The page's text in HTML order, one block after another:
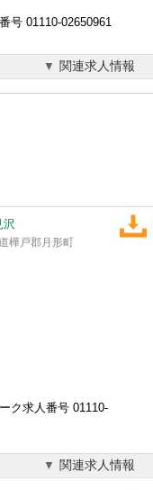
号 01110-02650961
関連求人情報
樺戸郡月形町
ク求人番号 01110-
関連求人情報